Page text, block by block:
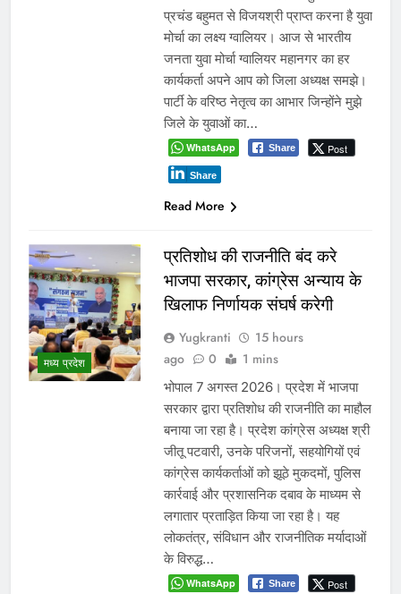
प्रचंड बहुमत से विजयश्री प्राप्त करना है युवा
मोर्चा का लक्ष्य ग्वालियर। आज से भारतीय
जनता युवा मोर्चा ग्वालियर महानगर का हर
कार्यकर्ता अपने आप को जिला अध्यक्ष समझे।
पार्टी के वरिष्ठ नेतृत्व का आभार जिन्होंने मुझे
जिले के युवाओं का…
WhatsApp Share Post
Share
Read More
मध्य प्रदेश
प्रतिशोध की राजनीति बंद करे
भाजपा सरकार, कांग्रेस अन्याय के
खिलाफ निर्णायक संघर्ष करेगी
Yugkranti
15 hours
ago
0 1 mins
भोपाल 7 अगस्त 2026। प्रदेश में भाजपा
सरकार द्वारा प्रतिशोध की राजनीति का माहौल
बनाया जा रहा है। प्रदेश कांग्रेस अध्यक्ष श्री
जीतू पटवारी, उनके परिजनों, सहयोगियों एवं
कांग्रेस कार्यकर्ताओं को झूठे मुकदमों, पुलिस
कार्रवाई और प्रशासनिक दबाव के माध्यम से
लगातार प्रताड़ित किया जा रहा है। यह
लोकतंत्र, संविधान और राजनीतिक मर्यादाओं
के विरुद्ध…
WhatsApp Share Post